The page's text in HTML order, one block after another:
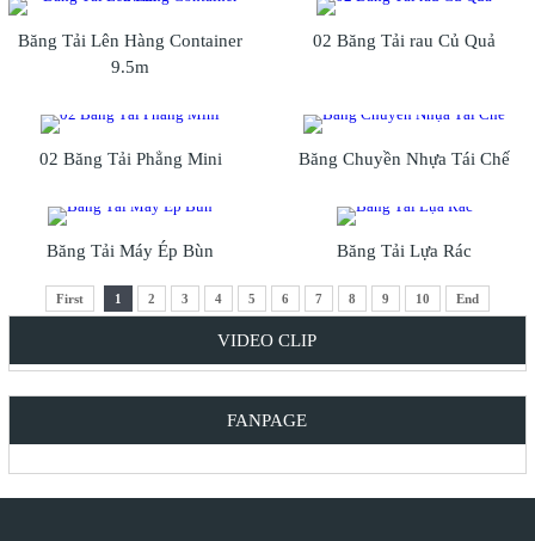
Băng Tải Lên Hàng Container
9.5m
02 Băng Tải rau Củ Quả
02 Băng Tải Phẳng Mini Băng Chuyền Nhựa Tái Chế
Băng Tải Máy Ép Bùn Băng Tải Lựa Rác
First 1 2 3 4 5 6 7 8 9 10 End
VIDEO CLIP
FANPAGE